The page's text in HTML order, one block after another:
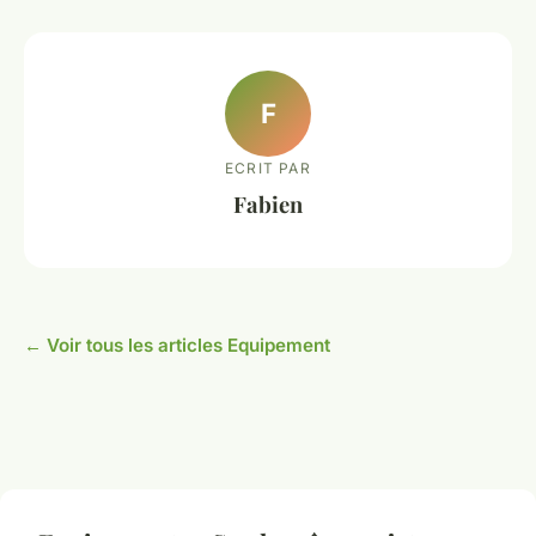
F
ECRIT PAR
Fabien
← Voir tous les articles Equipement